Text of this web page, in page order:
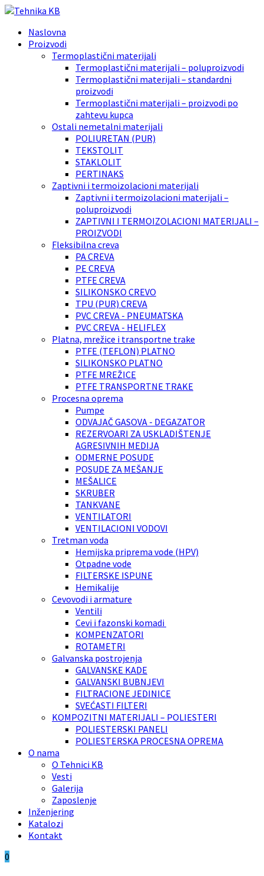
Naslovna
Proizvodi
Termoplastični materijali
Termoplastični materijali – poluproizvodi
Termoplastični materijali – standardni
proizvodi
Termoplastični materijali – proizvodi po
zahtevu kupca
Ostali nemetalni materijali
POLIURETAN (PUR)
TEKSTOLIT
STAKLOLIT
PERTINAKS
Zaptivni i termoizolacioni materijali
Zaptivni i termoizolacioni materijali –
poluproizvodi
ZAPTIVNI I TERMOIZOLACIONI MATERIJALI –
PROIZVODI
Fleksibilna creva
PA CREVA
PE CREVA
PTFE CREVA
SILIKONSKO CREVO
TPU (PUR) CREVA
PVC CREVA - PNEUMATSKA
PVC CREVA - HELIFLEX
Platna, mrežice i transportne trake
PTFE (TEFLON) PLATNO
SILIKONSKO PLATNO
PTFE MREŽICE
PTFE TRANSPORTNE TRAKE
Procesna oprema
Pumpe
ODVAJAČ GASOVA - DEGAZATOR
REZERVOARI ZA USKLADIŠTENJE
AGRESIVNIH MEDIJA
ODMERNE POSUDE
POSUDE ZA MEŠANJE
MEŠALICE
SKRUBER
TANKVANE
VENTILATORI
VENTILACIONI VODOVI
Tretman voda
Hemijska priprema vode (HPV)
Otpadne vode
FILTERSKE ISPUNE
Hemikalije
Cevovodi i armature
Ventili
Cevi i fazonski komadi
KOMPENZATORI
ROTAMETRI
Galvanska postrojenja
GALVANSKE KADE
GALVANSKI BUBNJEVI
FILTRACIONE JEDINICE
SVEĆASTI FILTERI
KOMPOZITNI MATERIJALI – POLIESTERI
POLIESTERSKI PANELI
POLIESTERSKA PROCESNA OPREMA
O nama
O Tehnici KB
Vesti
Galerija
Zaposlenje
Inženjering
Katalozi
Kontakt
0